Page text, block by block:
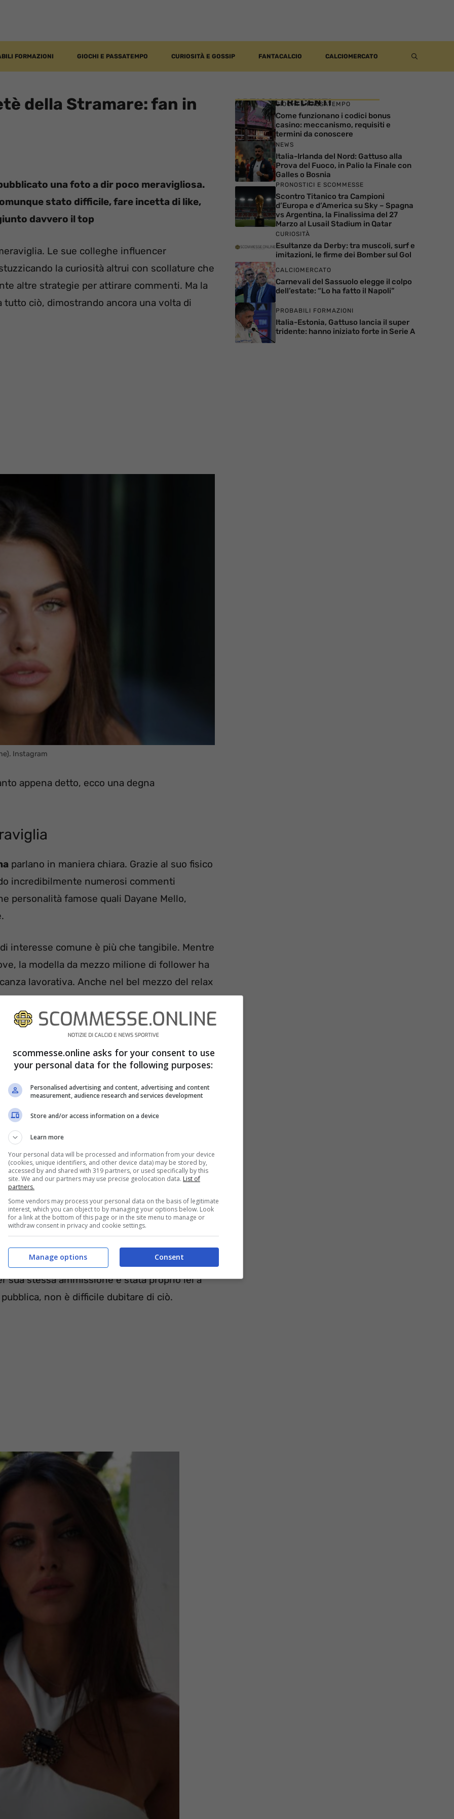
FORMAZIONI GIOCHI E PASSATEMPO CURIOSITÀ E GOSSIP FANTACALCIO CALCIOMERCATO
della Stramare: fan in
una foto a dir poco meravigliosa.
stato difficile, fare incetta di like,
davvero il top
Le sue colleghe influencer
la curiosità altrui con scollature che
altre strategie per attirare commenti. Ma la
ciò, dimostrando ancora una volta di
Instagram
appena detto, ecco una degna
parlano in maniera chiara. Grazie al suo fisico
incredibilmente numerosi commenti
personalità famose quali Dayane Mello,
interesse comune è più che tangibile. Mentre
la modella da mezzo milione di follower ha
lavorativa. Anche nel bel mezzo del relax
di vista l’attenzione dei suoi seguaci.
nella maniera migliore che conosca.
, con un accenno di scollatura che
profilo non ci sono solamente foto del suo
tanto piacciono a chi si occupa di gossip.
il fatto che lei abbia unarelazione con
la Stramare da qualche tempo, e insieme
sua stessa ammissione è stata proprio lei a
non è difficile dubitare di ciò.
ARTICOLI RECENTI
GIOCHI E PASSATEMPO
Come funzionano i codici bonus
casino: meccanismo, requisiti e
termini da conoscere
NEWS
Italia-Irlanda del Nord: Gattuso alla
Prova del Fuoco, in Palio la Finale con
Galles o Bosnia
PRONOSTICI E SCOMMESSE
Scontro Titanico tra Campioni
d’Europa e d’America su Sky – Spagna
vs Argentina, la Finalissima del 27
Marzo al Lusail Stadium in Qatar
CURIOSITÀ
Esultanze da Derby: tra muscoli, surf e
imitazioni, le firme dei Bomber sul Gol
CALCIOMERCATO
Carnevali del Sassuolo elegge il colpo
dell’estate: “Lo ha fatto il Napoli”
PROBABILI FORMAZIONI
Italia-Estonia, Gattuso lancia il super
tridente: hanno iniziato forte in Serie A
scommesse.online asks for your consent to use
your personal data for the following purposes:
Personalised advertising and content, advertising and content
measurement, audience research and services development
Store and/or access information on a device
Learn more
Your personal data will be processed and information from your device
(cookies, unique identifiers, and other device data) may be stored by,
accessed by and shared with 319 partners, or used specifically by this
site. We and our partners may use precise geolocation data. List of
partners.
Some vendors may process your personal data on the basis of legitimate
interest, which you can object to by managing your options below. Look
for a link at the bottom of this page or in the site menu to manage or
withdraw consent in privacy and cookie settings.
Consent
Manage options